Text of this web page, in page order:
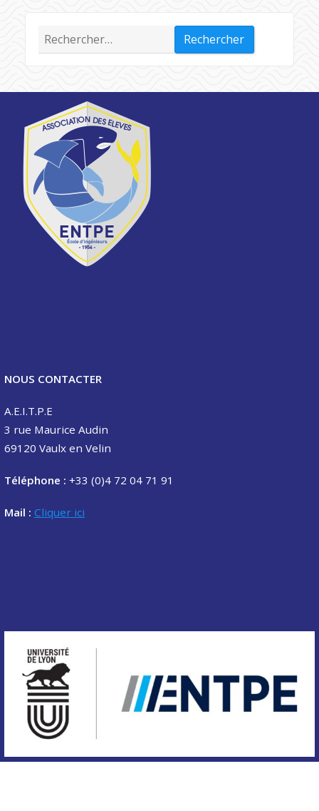
Rechercher :
NOUS CONTACTER
A.E.I.T.P.E
3 rue Maurice Audin
69120 Vaulx en Velin
Téléphone : +33 (0)4 72 04 71 91
Mail : Cliquer ici